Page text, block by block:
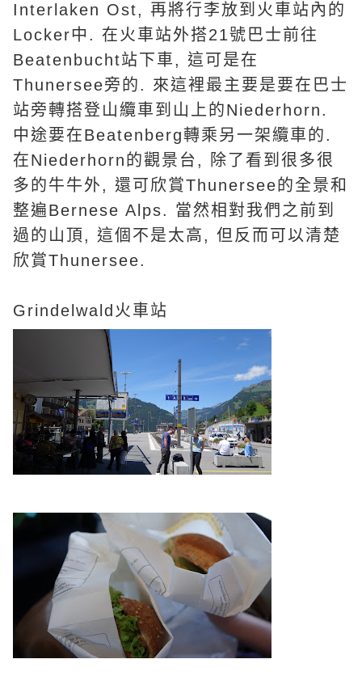
Interlaken Ost, 再將行李放到火車站內的
Locker中. 在火車站外搭21號巴士前往
Beatenbucht站下車, 這可是在
Thunersee旁的. 來這裡最主要是要在巴士
站旁轉搭登山纜車到山上的Niederhorn.
中途要在Beatenberg轉乘另一架纜車的.
在Niederhorn的觀景台, 除了看到很多很
多的牛牛外, 還可欣賞Thunersee的全景和
整遍Bernese Alps. 當然相對我們之前到
過的山頂, 這個不是太高, 但反而可以清楚
欣賞Thunersee.
Grindelwald火車站